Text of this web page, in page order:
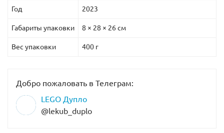
Год 2023
Габариты упаковки 8 × 28 × 26 см
Вес упаковки 400 г
Добро пожаловать в Телеграм:
LEGO Дупло
@lekub_duplo